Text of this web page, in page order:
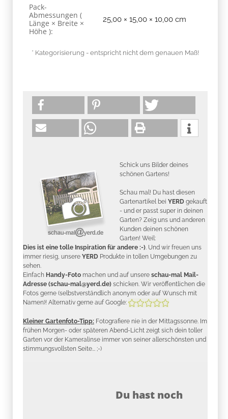
Pack-
Abmessungen (
Länge × Breite ×
Höhe ):
25,00 × 15,00 × 10,00 cm
* Kategorisierung - entspricht nicht dem genauen Maß!
Schick uns Bilder deines
schönen Gartens!
Schau mal! Du hast diesen
Gartenartikel bei YERD gekauft
- und er passt super in deinen
Garten? Zeig uns und anderen
Kunden deinen schönen
Garten! Weil:
Dies ist eine tolle Inspiration für andere :-) . Und wir freuen uns
immer riesig, unsere YERD Produkte in tollen Umgebungen zu
sehen.
Einfach Handy-Foto machen und auf unsere schau-mal Mail-
Adresse (schau-mal@yerd.de) schicken. Wir veröffentlichen die
Fotos gerne (selbstverständlich anonym oder auf Wunsch mit
Namen)! Alternativ gerne auf Google:
Kleiner Gartenfoto-Tipp: Fotografiere nie in der Mittagssonne. Im
frühen Morgen- oder späteren Abend-Licht zeigt sich dein toller
Garten vor der Kameralinse immer von seiner allerschönsten und
stimmungsvollsten Seite... ;-)
Du hast noch